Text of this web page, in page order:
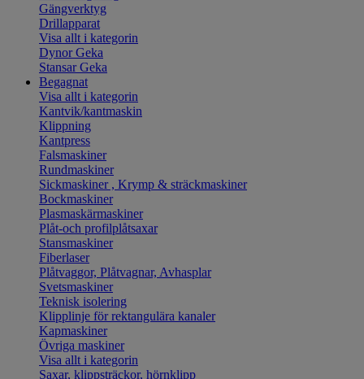
Gängverktyg
Drillapparat
Visa allt i kategorin
Dynor Geka
Stansar Geka
Begagnat
Visa allt i kategorin
Kantvik/kantmaskin
Klippning
Kantpress
Falsmaskiner
Rundmaskiner
Sickmaskiner , Krymp & sträckmaskiner
Bockmaskiner
Plasmaskärmaskiner
Plåt-och profilplåtsaxar
Stansmaskiner
Fiberlaser
Plåtvaggor, Plåtvagnar, Avhasplar
Svetsmaskiner
Teknisk isolering
Klipplinje för rektangulära kanaler
Kapmaskiner
Övriga maskiner
Visa allt i kategorin
Saxar, klippsträckor, hörnklipp